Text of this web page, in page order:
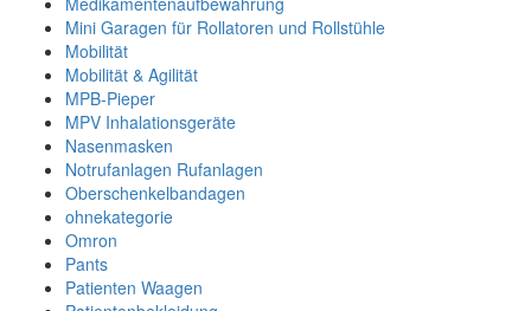
Mini Garagen für Rollatoren und Rollstühle
Mobilität
Mobilität & Agilität
MPB-Pieper
MPV Inhalationsgeräte
Nasenmasken
Notrufanlagen Rufanlagen
Oberschenkelbandagen
ohnekategorie
Omron
Pants
Patienten Waagen